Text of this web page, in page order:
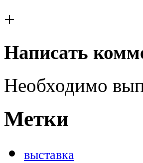
+
Написать
Необходимо
Метки
выставка